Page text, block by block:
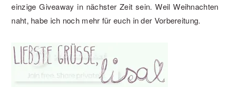
einzige Giveaway in nächster Zeit sein. Weil Weihnachten
naht, habe ich noch mehr für euch in der Vorbereitung.